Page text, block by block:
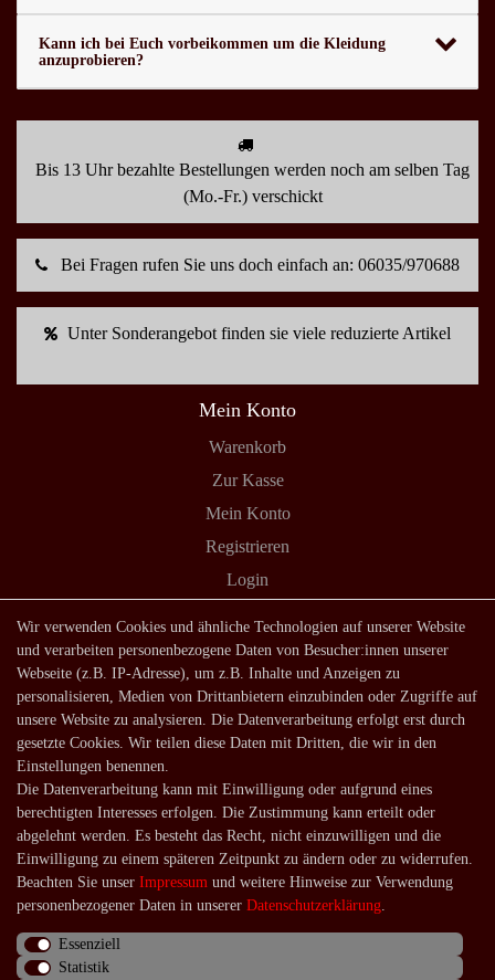
Kann ich bei Euch vorbeikommen um die Kleidung
anzuprobieren?
Bis 13 Uhr bezahlte Bestellungen werden noch am selben Tag
(Mo.-Fr.) verschickt
Bei Fragen rufen Sie uns doch einfach an: 06035/970688
Unter Sonderangebot finden sie viele reduzierte Artikel
Mein Konto
Warenkorb
Zur Kasse
Mein Konto
Registrieren
Login
Shop
Lagerverkauf
Zahlungsarten
Versandarten und -kosten
Service
Kontakt
Häufige Fragen
Über uns
Wir verwenden Cookies und ähnliche Technologien auf unserer Website
und verarbeiten personenbezogene Daten von Besucher:innen unserer
Webseite (z.B. IP-Adresse), um z.B. Inhalte und Anzeigen zu
personalisieren, Medien von Drittanbietern einzubinden oder Zugriffe auf
unsere Website zu analysieren. Die Datenverarbeitung erfolgt erst durch
gesetzte Cookies. Wir teilen diese Daten mit Dritten, die wir in den
Einstellungen benennen.
Die Datenverarbeitung kann mit Einwilligung oder aufgrund eines
berechtigten Interesses erfolgen. Die Zustimmung kann erteilt oder
abgelehnt werden. Es besteht das Recht, nicht einzuwilligen und die
Einwilligung zu einem späteren Zeitpunkt zu ändern oder zu widerrufen.
Beachten Sie unser Impressum und weitere Hinweise zur Verwendung
personenbezogener Daten in unserer Daten­schutz­erklärung.
Essenziell
Statistik